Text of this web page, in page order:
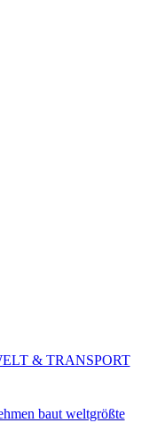
baut weltgrößte
& TRANSPORT